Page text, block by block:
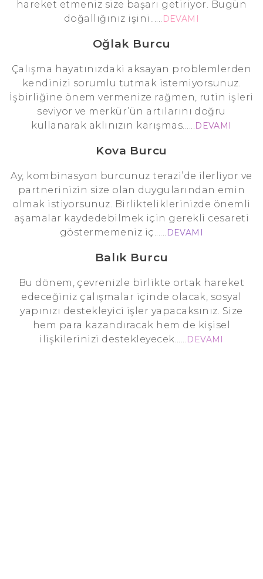
hareket etmeniz size başarı getiriyor. Bugün
doğallığınız işini...... DEVAMI
Oğlak Burcu
Çalışma hayatınızdaki aksayan problemlerden
kendinizi sorumlu tutmak istemiyorsunuz.
İşbirliğine önem vermenize rağmen, rutin işleri
seviyor ve merkür’ün artılarını doğru
kullanarak aklınızın karışmas......DEVAMI
Kova Burcu
Ay, kombinasyon burcunuz terazi’de ilerliyor ve
partnerinizin size olan duygularından emin
olmak istiyorsunuz. Birlikteliklerinizde önemli
aşamalar kaydedebilmek için gerekli cesareti
göstermemeniz iç...... DEVAMI
Balık Burcu
Bu dönem, çevrenizle birlikte ortak hareket
edeceğiniz çalışmalar içinde olacak, sosyal
yapınızı destekleyici işler yapacaksınız. Size
hem para kazandıracak hem de kişisel
ilişkilerinizi destekleyecek......DEVAMI